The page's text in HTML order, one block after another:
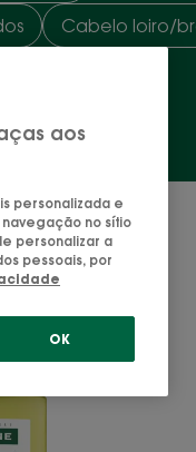
Cabelo loiro/
aos
personalizada e
no sítio
personalizar a
pessoais, por
OK